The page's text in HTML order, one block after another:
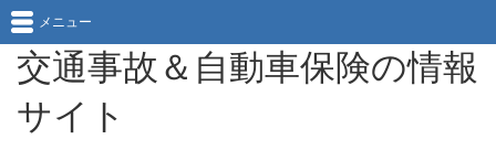
交通事故＆自動車保険の情報
サイト
メニュー